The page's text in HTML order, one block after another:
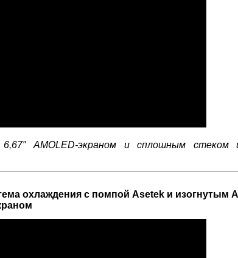
AMOLED-экраном и сплошным стеком
охлаждения с помпой Asetek и изогнутым